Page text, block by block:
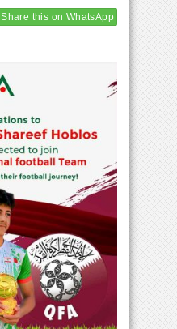
Share this on WhatsApp